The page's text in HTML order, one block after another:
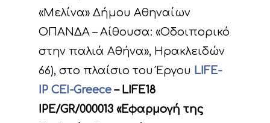
«Μελίνα» Δήμου Αθηναίων
ΟΠΑΝΔΑ – Αίθουσα: «Οδοιπορικό
στην παλιά Αθήνα», Ηρακλειδών
66), στο πλαίσιο του Έργου LIFE-
IP CEI-Greece – LIFE18
IPE/GR/000013 «Εφαρμογή της